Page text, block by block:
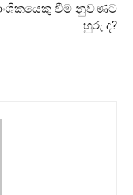
වීම නුවණට
හුරු ද?